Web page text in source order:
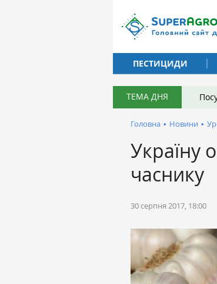
ПЕСТИЦИДИ
ТЕМА ДНЯ
Головна • Новини •
Україну
часнику
30 серпня 2017, 18:00